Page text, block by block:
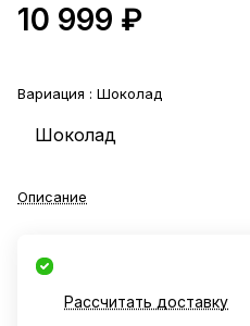
10 999 ₽
Вариация : Шоколад
Шоколад
Описание
Рассчитать доставку